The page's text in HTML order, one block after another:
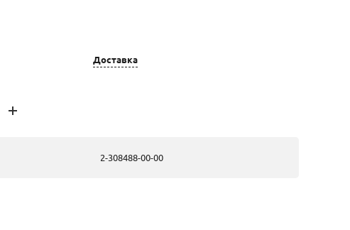
Цвет золота Вставка
Доставка
2-308488-00-00